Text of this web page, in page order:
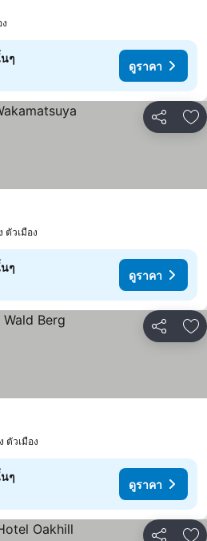
ๆ
ดูราคา
แชร์ เ
ตัวเมือง
ๆ
ดูราคา
แชร์ เ
ตัวเมือง
ๆ
ดูราคา